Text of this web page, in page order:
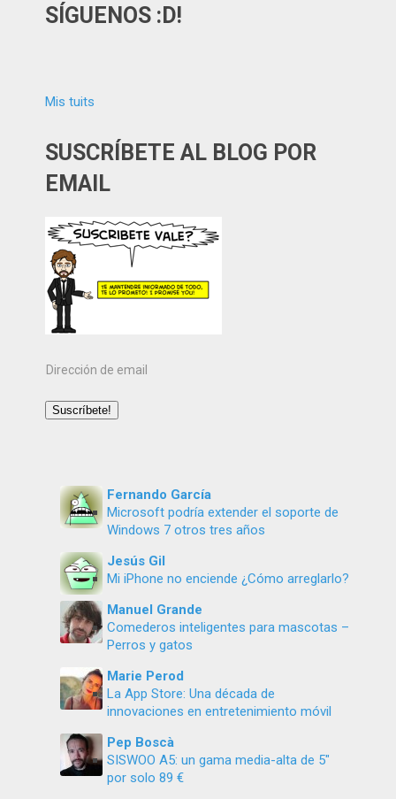
SÍGUENOS :D!
Mis tuits
SUSCRÍBETE AL BLOG POR
EMAIL
Dirección
email
Suscríbete!
Fernando García
Microsoft podría extender el soporte de
Windows 7 otros tres años
Jesús Gil
Mi iPhone no enciende ¿Cómo arreglarlo?
Manuel Grande
Comederos inteligentes para mascotas –
Perros y gatos
Marie Perod
La App Store: Una década de
innovaciones en entretenimiento móvil
Pep Boscà
SISWOO A5: un gama media-alta de 5″
por solo 89 €